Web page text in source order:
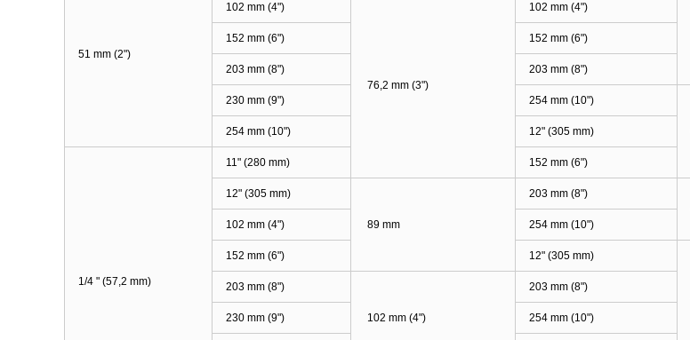
51 mm (2")
102 mm (4")
76,2 mm (3")
102 mm (4")
152 mm (6") 152 mm (6")
203 mm (8") 203 mm (8")
230 mm (9") 254 mm (10")
254 mm (10") 12" (305 mm)
1/4 " (57,2 mm)
11" (280 mm) 152 mm (6")
12" (305 mm)
89 mm
203 mm (8")
102 mm (4") 254 mm (10")
152 mm (6") 12" (305 mm)
203 mm (8")
102 mm (4")
203 mm (8")
230 mm (9") 254 mm (10")